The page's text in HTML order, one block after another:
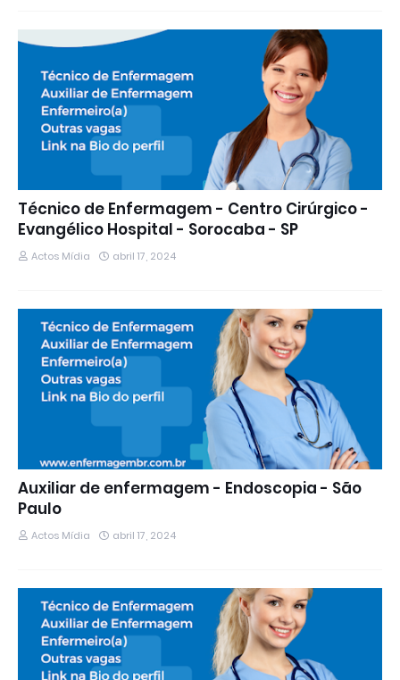
Técnico de Enfermagem - Centro Cirúrgico -
Evangélico Hospital - Sorocaba - SP
Actos Mídia abril 17, 2024
Auxiliar de enfermagem - Endoscopia - São
Paulo
Actos Mídia abril 17, 2024